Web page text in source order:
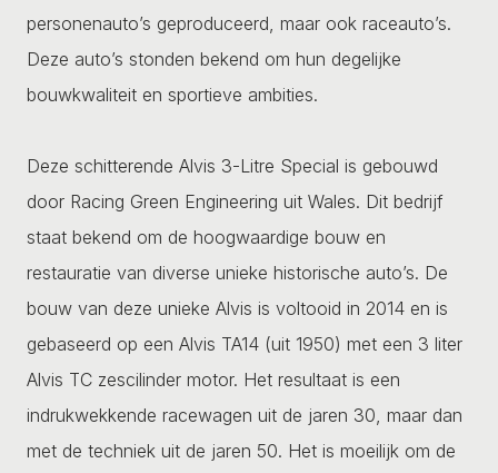
personenauto’s geproduceerd, maar ook raceauto’s.
Deze auto’s stonden bekend om hun degelijke
bouwkwaliteit en sportieve ambities.
Deze schitterende Alvis 3-Litre Special is gebouwd
door Racing Green Engineering uit Wales. Dit bedrijf
staat bekend om de hoogwaardige bouw en
restauratie van diverse unieke historische auto’s. De
bouw van deze unieke Alvis is voltooid in 2014 en is
gebaseerd op een Alvis TA14 (uit 1950) met een 3 liter
Alvis TC zescilinder motor. Het resultaat is een
indrukwekkende racewagen uit de jaren 30, maar dan
met de techniek uit de jaren 50. Het is moeilijk om de